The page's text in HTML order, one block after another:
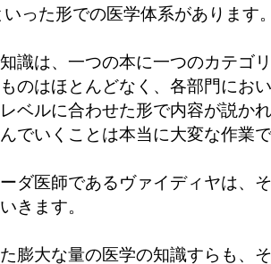
いった形での医学体系があります
識は、一つの本に一つのカテゴ
のはほとんどなく、各部門にお
ベルに合わせた形で内容が説か
でいくことは本当に大変な作業
ダ医師であるヴァイディヤは、
きます。
膨大な量の医学の知識すらも、